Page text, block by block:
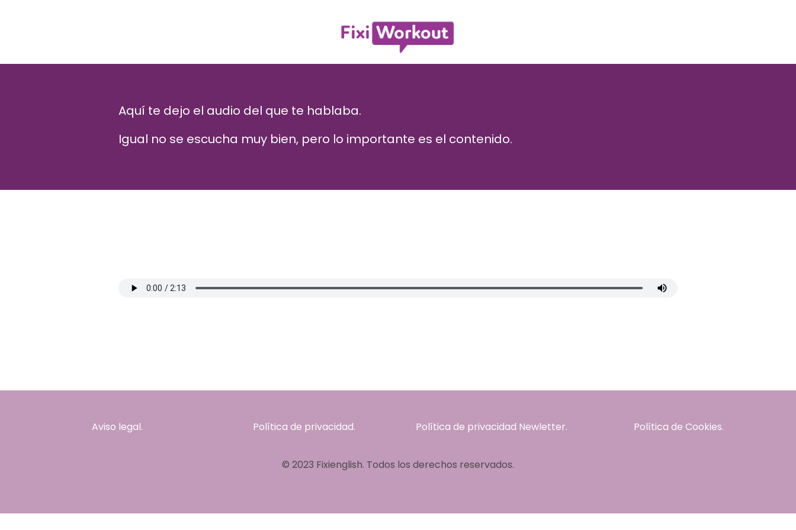
Aquí te dejo el audio del que te hablaba.
Igual no se escucha muy bien, pero lo importante es el contenido.
Aviso legal. Política de privacidad. Política de privacidad Newletter. Política de Cookies.
© 2023 Fixienglish. Todos los derechos reservados.